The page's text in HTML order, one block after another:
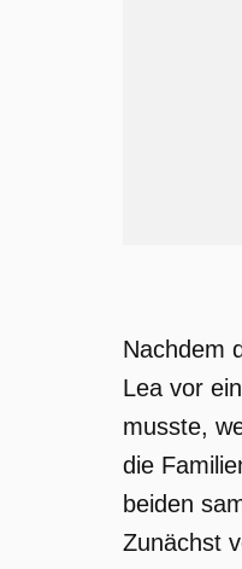
Nachdem
Lea vor
musste,
die
beiden
Zunächst